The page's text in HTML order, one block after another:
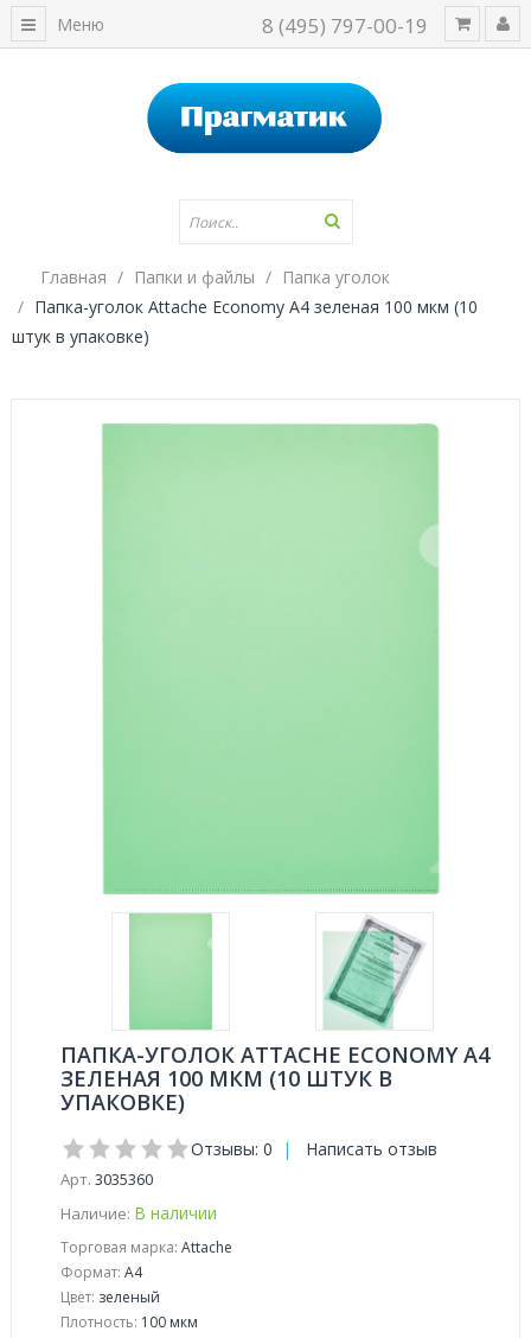
8 (495) 797-00-19
Меню
Главная Папки и файлы
Папка уголок
Папка-уголок Attache Economy A4 зеленая 100 мкм (10
штук в упаковке)
ПАПКА-УГОЛОК ATTACHE ECONOMY A4
ЗЕЛЕНАЯ 100 МКМ (10 ШТУК В
УПАКОВКЕ)
Отзывы: 0 | Написать отзыв
Арт. 3035360
Наличие: В наличии
Торговая марка: Attache
Формат: A4
Цвет: зеленый
Плотность: 100 мкм